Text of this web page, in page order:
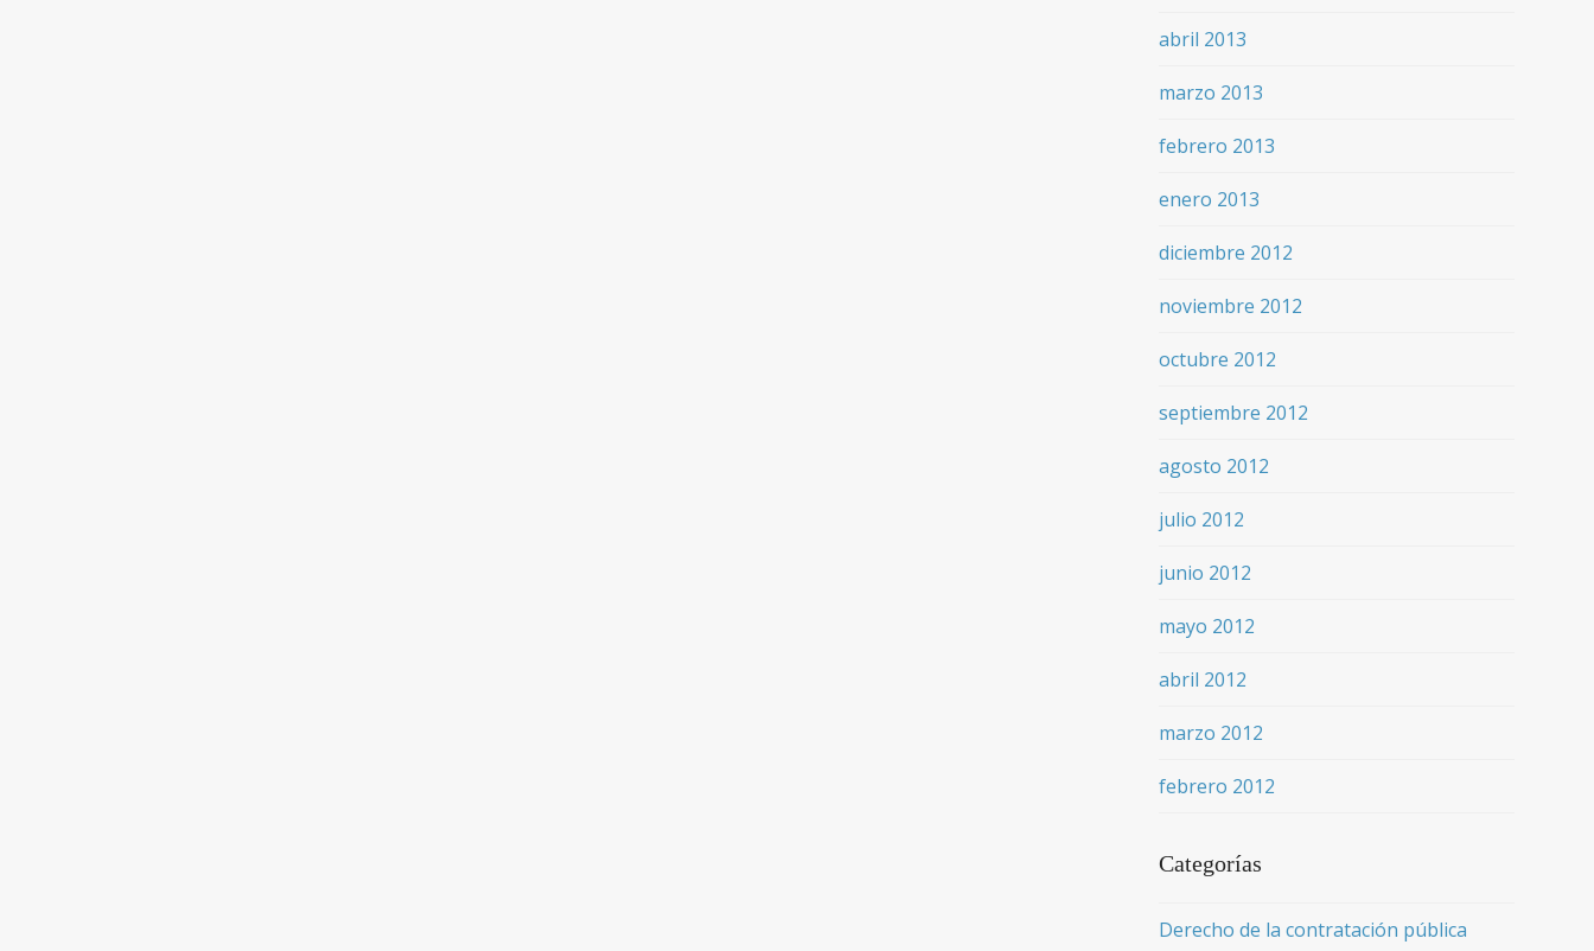
abril 2013
marzo 2013
febrero 2013
enero 2013
diciembre 2012
noviembre 2012
octubre 2012
septiembre 2012
agosto 2012
julio 2012
junio 2012
mayo 2012
abril 2012
marzo 2012
febrero 2012
Categorías
Derecho de la contratación pública